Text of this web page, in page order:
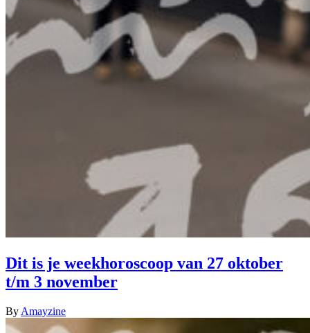
Dit is je weekhoroscoop van 27 oktober
t/m 3 november
By Amayzine